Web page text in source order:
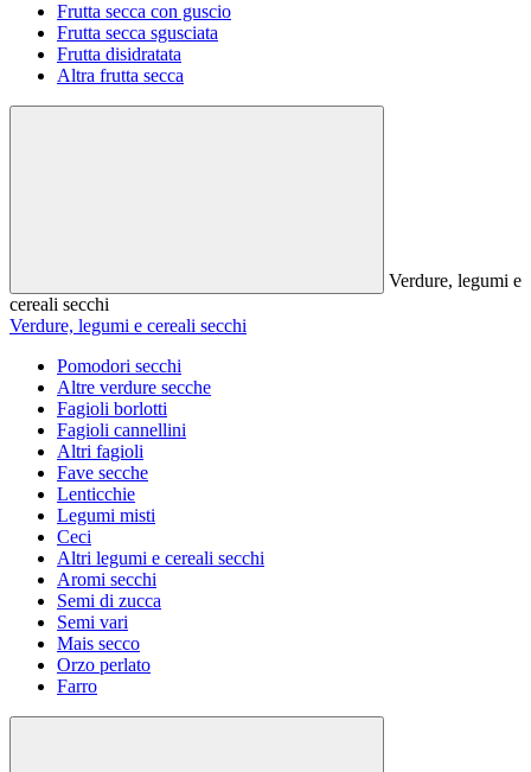
Frutta secca con guscio
Frutta secca sgusciata
Frutta disidratata
Altra frutta secca
Verdure, legumi e
cereali secchi
Verdure, legumi e cereali secchi
Pomodori secchi
Altre verdure secche
Fagioli borlotti
Fagioli cannellini
Altri fagioli
Fave secche
Lenticchie
Legumi misti
Ceci
Altri legumi e cereali secchi
Aromi secchi
Semi di zucca
Semi vari
Mais secco
Orzo perlato
Farro